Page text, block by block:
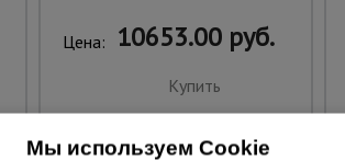
Цена: 10653.00 руб.
Купить
Мы используем Cookie